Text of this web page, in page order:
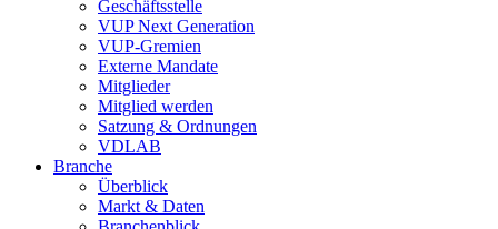
Geschäftsstelle
VUP Next Generation
VUP-Gremien
Externe Mandate
Mitglieder
Mitglied werden
Satzung & Ordnungen
VDLAB
Branche
Überblick
Markt & Daten